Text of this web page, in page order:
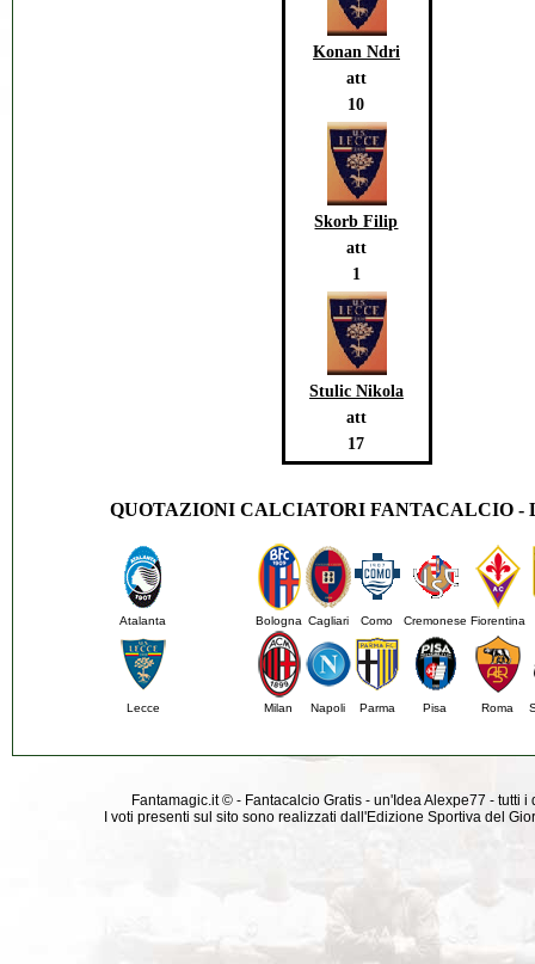
Konan Ndri
att
10
Skorb Filip
att
1
Stulic Nikola
att
17
QUOTAZIONI CALCIATORI FANTACALCIO -
Atalanta Bologna Cagliari Como Cremonese Fiorentina
Lecce Milan Napoli Parma Pisa Roma
Fantamagic.it © - Fantacalcio Gratis - un'Idea Alexpe77 -
I voti presenti sul sito sono realizzati dall'Edizione Sportiva del